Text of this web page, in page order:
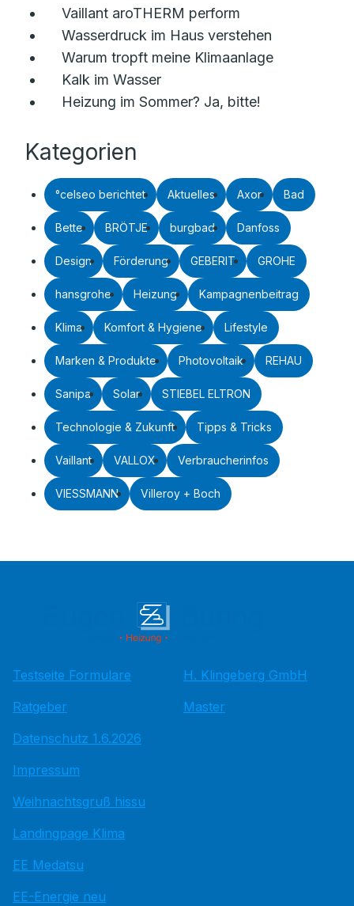
Vaillant aroTHERM perform
Wasserdruck im Haus verstehen
Warum tropft meine Klimaanlage
Kalk im Wasser
Heizung im Sommer? Ja, bitte!
Kategorien
°celseo berichtet Aktuelles Axor Bad
Bette BRÖTJE burgbad Danfoss
Design Förderung GEBERIT GROHE
hansgrohe Heizung Kampagnenbeitrag
Klima Komfort & Hygiene Lifestyle
Marken & Produkte Photovoltaik REHAU
Sanipa Solar STIEBEL ELTRON
Technologie & Zukunft Tipps & Tricks
Vaillant VALLOX Verbraucherinfos
VIESSMANN Villeroy + Boch
Testseite Formulare
Ratgeber
Datenschutz 1.6.2026
Impressum
Weihnachtsgruß hissu
Landingpage Klima
EE Medatsu
EE-Energie neu
H. Klingeberg GmbH
Master